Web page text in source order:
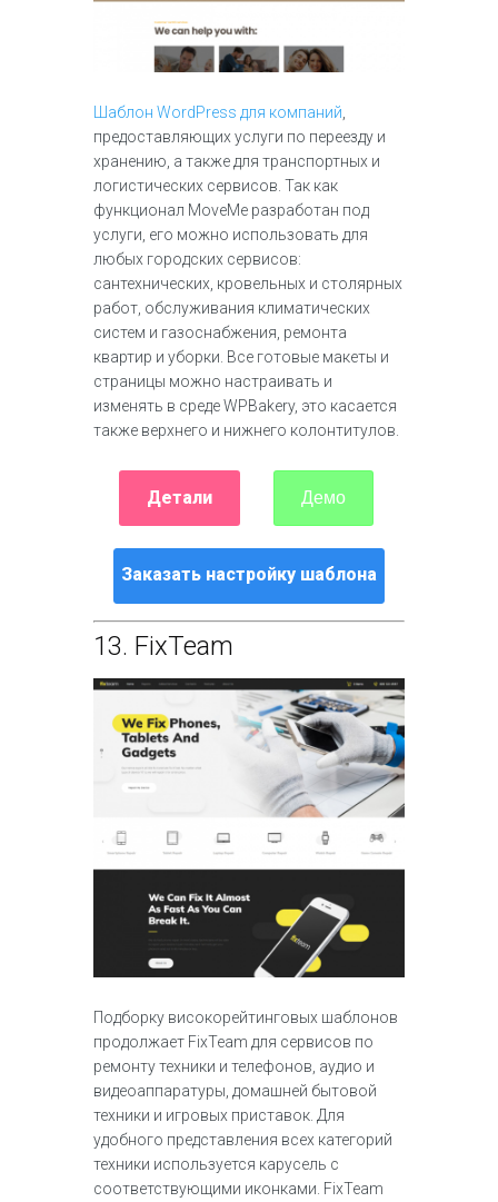
Шаблон WordPress для компаний
предоставляющих услуги по переезду и
хранению, а также для транспортных и
логистических сервисов. Так как
функционал MoveMe разработан под
услуги, его можно использовать для
любых городских сервисов:
сантехнических, кровельных и столярных
работ, обслуживания климатических
систем и газоснабжения, ремонта
квартир и уборки. Все готовые макеты и
страницы можно настраивать и
изменять в среде WPBakery, это касается
также верхнего и нижнего колонтитулов.
Детали Демо
Заказать настройку шаблона
13. FixTeam
Подборку високорейтинговых шаблонов
продолжает FixTeam для сервисов по
ремонту техники и телефонов, аудио и
видеоаппаратуры, домашней бытовой
техники и игровых приставок. Для
удобного представления всех категорий
техники используется карусель с
соответствующими иконками. FixTeam